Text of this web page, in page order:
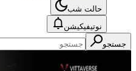
حالت شب
نوتیفیکیشن
جستجو